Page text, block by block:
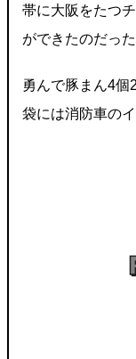
帯に大阪をたつ
ができたのだった
勇んで豚まん4個
袋には消防車の